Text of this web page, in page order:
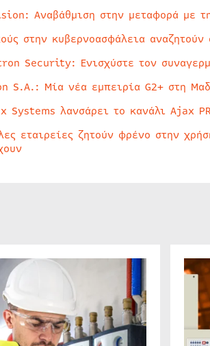
Αναβάθμιση στην μεταφορά με
στην κυβερνοασφάλεια αναζητούν
Security: Ενισχύστε τον
S.A.: Μία νέα εμπειρία G2+ στη
Systems λανσάρει το κανάλι Ajax
εταιρείες ζητούν φρένο στην